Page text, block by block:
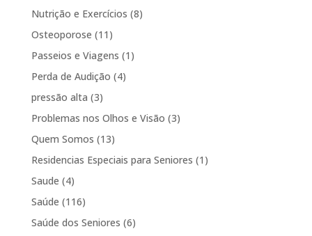
Nutrição e Exercícios (8)
Osteoporose (11)
Passeios e Viagens (1)
Perda de Audição (4)
pressão alta (3)
Problemas nos Olhos e Visão (3)
Quem Somos (13)
Residencias Especiais para Seniores (1)
Saude (4)
Saúde (116)
Saúde dos Seniores (6)